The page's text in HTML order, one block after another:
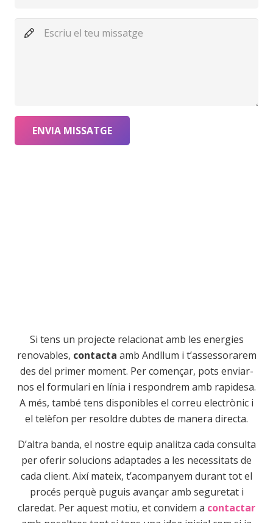
ENVIA MISSATGE
Si tens un projecte relacionat amb les energies
renovables, contacta amb Andllum i t’assessorarem
des del primer moment. Per començar, pots enviar-
nos el formulari en línia i respondrem amb rapidesa.
A més, també tens disponibles el correu electrònic i
el telèfon per resoldre dubtes de manera directa.
D’altra banda, el nostre equip analitza cada consulta
per oferir solucions adaptades a les necessitats de
cada client. Així mateix, t’acompanyem durant tot el
procés perquè puguis avançar amb seguretat i
claredat. Per aquest motiu, et convidem a contactar